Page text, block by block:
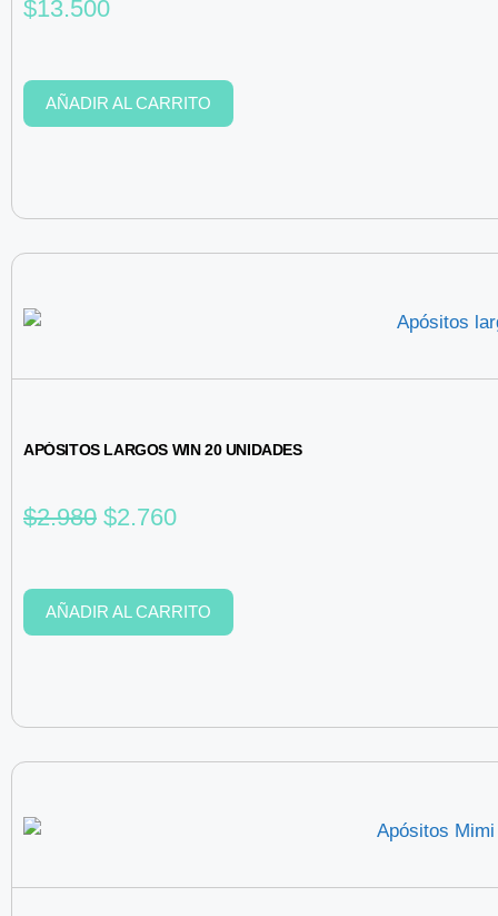
$13.500
AÑADIR AL CARRITO
APÓSITOS LARGOS WIN 20 UNIDADES
$2.980 $2.760
AÑADIR AL CARRITO